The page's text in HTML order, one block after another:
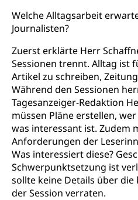
Welche Alltagsarbeit
Journalisten?
Zuerst erklärte Herr
Sessionen trennt. Alltag ist
Artikel zu schreiben,
Während den Sessionen
Tagesanzeiger-Redaktion
müssen Pläne erstellen,
was interessant ist. Zudem
Anforderungen der
Was interessiert diese?
Schwerpunktsetzung ist
sollte keine Details über
der Session verraten.